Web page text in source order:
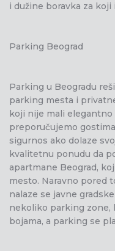
i dužine boravka za
Parking Beograd
Parking u Beogradu
parking mesta i
koji nije mali elegantno
preporučujemo
sigurnos ako dolaze
kvalitetnu ponudu da
apartmane Beograd,
mesto. Naravno pored
nalaze se javne
nekoliko parking zone,
bojama, a parking se